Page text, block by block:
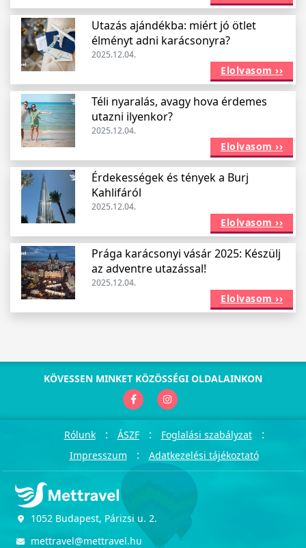
Utazás ajándékba: miért jó ötlet
élményt adni karácsonyra?
2025.12.04.
Elolvasom ››
Téli nyaralás, avagy hova érdemes
utazni ilyenkor?
2025.12.04.
Elolvasom ››
Érdekességek és tények a Burj
Kahlifáról
2025.12.04.
Elolvasom ››
Prága karácsonyi vásár 2025: Készülj
az adventre utazással!
2025.12.04.
Elolvasom ››
KÖVESSEN MINKET KÖZÖSSÉGI OLDALAINKON
Rólunk : ÁSZF : Foglalási szabályzat :
Impresszum : Adatkezelési tájékoztató
1052 Budapest, Párizsi u. 2.
mettravel@mettravel.hu